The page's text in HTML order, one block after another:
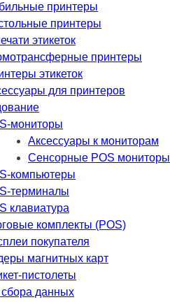
принтеры
принтеры
этикеток
принтеры
этикеток
для принтеров
мониторы
Аксессуары к мониторам
Сенсорные POS мониторы
компьютеры
терминалы
клавиатура
комплекты (POS)
покупателя
магнитных карт
пистолеты
данных